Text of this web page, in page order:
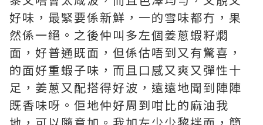
好味，最緊要係新鮮，一的雪味都冇，果
然係一絕。之後仲叫多左個姜蔥蝦籽燜
面，好普通既面，但係估唔到又有驚喜，
的面好重蝦子味，而且口感又爽又彈性十
足，姜蔥又配搭得好波，遠遠地聞到陣陣
既香味呀。佢地仲好周到咁比的麻油我